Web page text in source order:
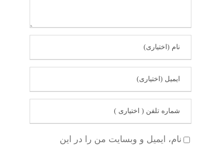
نام، ایمیل و وبسایت من را در این